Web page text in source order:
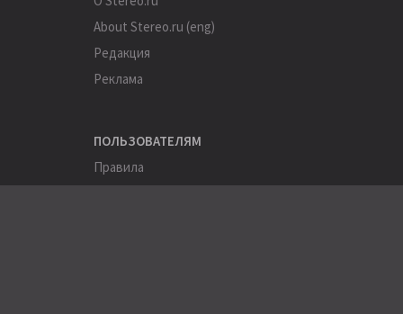
About Stereo.ru (eng)
Редакция
Реклама
ПОЛЬЗОВАТЕЛЯМ
Правила